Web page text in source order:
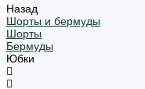
Назад
Шорты и бермуды
Шорты
Бермуды
Юбки